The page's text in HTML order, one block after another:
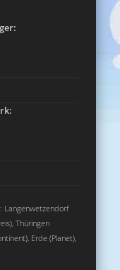
Langenwetzendorf
Thüringen
Erde (Planet),